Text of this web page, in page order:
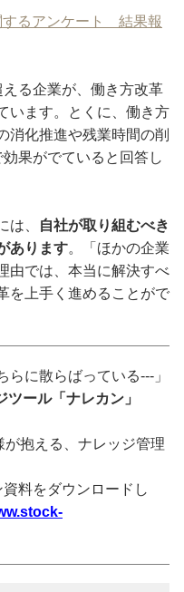
するアンケート 結果報
る企業が、働き方改革
います。とくに、働き方
消化推進や残業時間の削
果がでていると回答し
は、
自社が取り組むべき
あります。「ほかの企業
由では、本当に解決すべ
を上手く進めることがで
らに散らばっている---」
ツール「ナレカン」
が抱える、ナレッジ管理
料をダウンロードし